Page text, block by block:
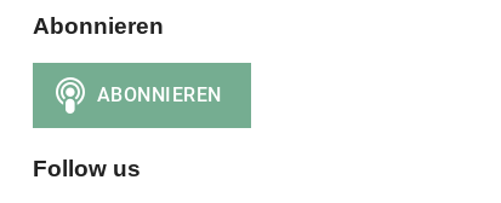
Abonnieren
Follow us